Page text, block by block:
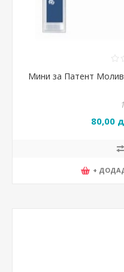
Мини за Патент
80,00
+